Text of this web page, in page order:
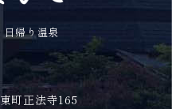
日帰り温泉
町正法寺165